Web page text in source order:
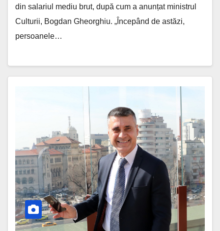
din salariul mediu brut, după cum a anunțat ministrul
Culturii, Bogdan Gheorghiu. „Începând de astăzi,
persoanele…